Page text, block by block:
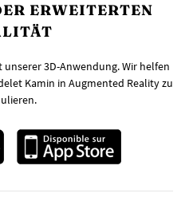
ERWEITERTEN
unserer 3D-Anwendung. Wir helfen
Kamin in Augmented Reality zu